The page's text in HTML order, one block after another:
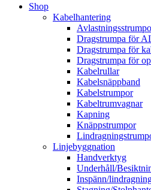
Shop
Kabelhantering
Dragstrumpa för
Dragstrumpa för
Dragstrumpa för
Kabelrullar
Kabelsnäppband
Kabelstrumpor
Kabeltrumvagnar
Kapning
Knäppstrumpor
Linjebyggnation
Handverktyg
Underhåll/
Inspänn/